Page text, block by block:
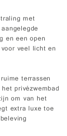
met
en een open
veel licht en
terrassen
privézwembad
om van het
extra luxe toe